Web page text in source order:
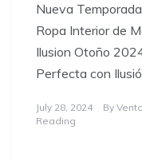
Nueva
Ropa Interior de
Ilusion Otoño
Perfecta con
July 28, 2024 By
Reading